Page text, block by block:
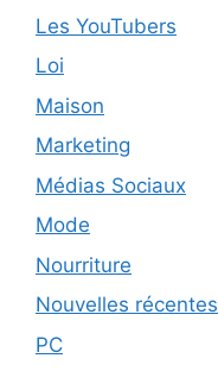
Les YouTubers
Loi
Maison
Marketing
Médias Sociaux
Mode
Nourriture
Nouvelles récentes
PC